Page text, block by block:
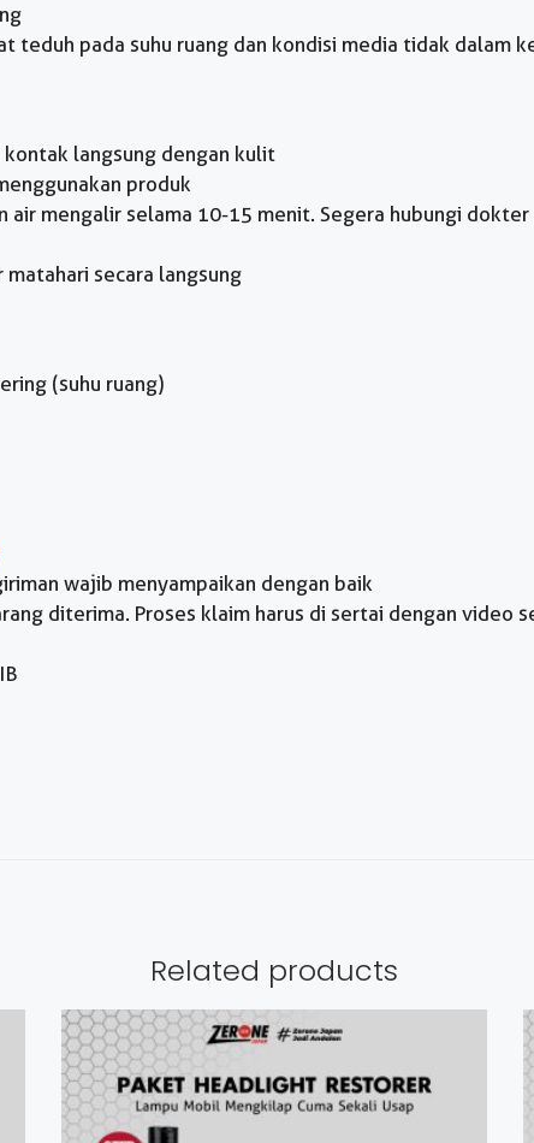
teduh pada suhu ruang dan kondisi media tidak dalam
langsung dengan kulit
produk
air mengalir selama 10-15 menit. Segera hubungi dokter
matahari secara langsung
(suhu ruang)
wajib menyampaikan dengan baik
diterima. Proses klaim harus di sertai dengan video
Related products